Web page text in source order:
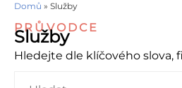
Domů » Služby
PRŮVODCE
Služby
Hledejte dle klíčového slova,